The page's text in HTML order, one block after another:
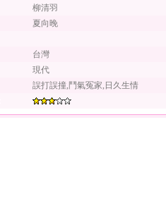
柳清羽
夏向晚
台灣
現代
誤打誤撞,鬥氣冤家,日久生情